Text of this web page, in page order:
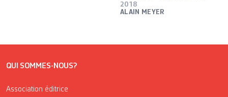
2018
ALAIN MEYER
QUI SOMMES-NOUS?
Association éditrice